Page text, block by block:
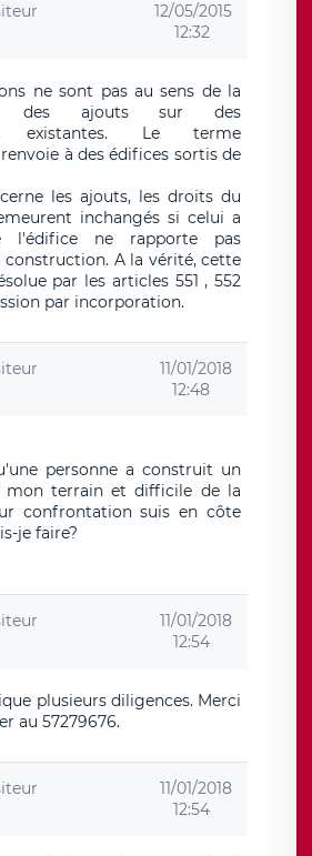
12/05/2015
12:32
ne sont pas au sens de la
des ajouts sur des
existantes. Le terme
à des édifices sortis de
les ajouts, les droits du
inchangés si celui a
l'édifice ne rapporte pas
construction. A la vérité, cette
par les articles 551 , 552
par incorporation.
11/01/2018
12:48
personne a construit un
mon terrain et difficile de la
confrontation suis en côte
je faire?
11/01/2018
12:54
plusieurs diligences. Merci
au 57279676.
11/01/2018
12:54